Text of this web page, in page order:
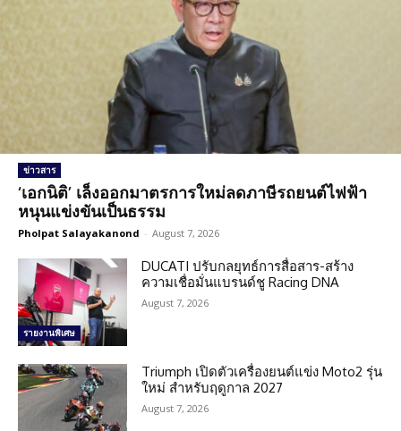
ข่าวสาร
‘เอกนิติ’ เล็งออกมาตรการใหม่ลดภาษีรถยนต์ไฟฟ้า
หนุนแข่งขันเป็นธรรม
Pholpat Salayakanond - August 7, 2026
รายงานพิเศษ
DUCATI ปรับกลยุทธ์การสื่อสาร-สร้าง
ความเชื่อมั่นแบรนด์ชู Racing DNA
August 7, 2026
Triumph เปิดตัวเครื่องยนต์แข่ง Moto2 รุ่น
ใหม่ สำหรับฤดูกาล 2027
August 7, 2026